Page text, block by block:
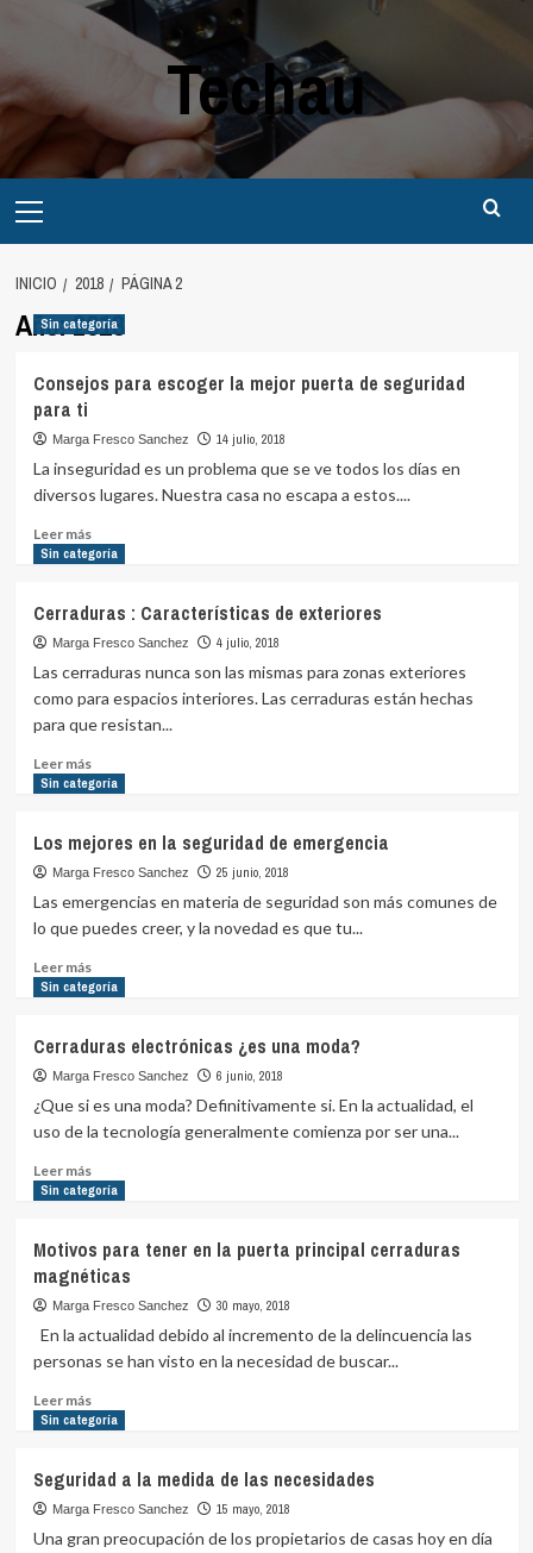
contenido
Techau
principal
INICIO 2018 PÁGINA 2
Año:2018
Sin categoría
Consejos para escoger la mejor puerta de seguridad
para ti
Marga Fresco Sanchez 14 julio, 2018
La inseguridad es un problema que se ve todos los días en
diversos lugares. Nuestra casa no escapa a estos....
Leer másLeer
más
para
escoger
la
puerta
de
para
Sin categoría
Cerraduras : Características de exteriores
Marga Fresco Sanchez 4 julio, 2018
Las cerraduras nunca son las mismas para zonas exteriores
como para espacios interiores. Las cerraduras están hechas
para que resistan...
Leer másLeer
más
:
Características
de
exteriores
Sin categoría
Los mejores en la seguridad de emergencia
Marga Fresco Sanchez 25 junio, 2018
Las emergencias en materia de seguridad son más comunes de
lo que puedes creer, y la novedad es que tu...
Leer másLeer
más
mejores
en
la
seguridad
emergencia
Sin categoría
Cerraduras electrónicas ¿es una moda?
Marga Fresco Sanchez 6 junio, 2018
¿Que si es una moda? Definitivamente si. En la actualidad, el
uso de la tecnología generalmente comienza por ser una...
Leer másLeer
más
electrónicas
¿es
una
moda?
Sin categoría
Motivos para tener en la puerta principal cerraduras
magnéticas
Marga Fresco Sanchez 30 mayo, 2018
En la actualidad debido al incremento de la delincuencia las
personas se han visto en la necesidad de buscar...
Leer másLeer
más
para
tener
en
Sin categoría
Seguridad a la medida de las necesidades
Marga Fresco Sanchez 15 mayo, 2018
Una gran preocupación de los propietarios de casas hoy en día